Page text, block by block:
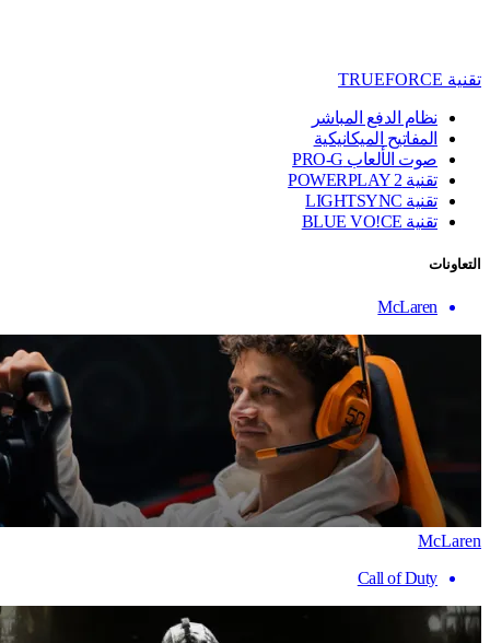
تقنية TRUEFORCE
نظام الدفع المباشر
المفاتيح الميكانيكية
صوت الألعاب PRO-G
تقنية ‏POWERPLAY 2
تقنية LIGHTSYNC
تقنية BLUE VO!CE
التعاونات
McLaren
McLaren
Call of Duty